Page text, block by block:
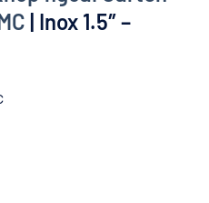
| Inox 1.5″ –